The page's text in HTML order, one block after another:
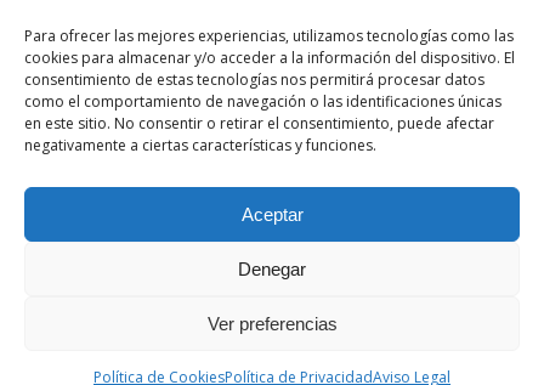
Para ofrecer las mejores experiencias, utilizamos tecnologías como las
cookies para almacenar y/o acceder a la información del dispositivo. El
consentimiento de estas tecnologías nos permitirá procesar datos
como el comportamiento de navegación o las identificaciones únicas
en este sitio. No consentir o retirar el consentimiento, puede afectar
negativamente a ciertas características y funciones.
Aceptar
Denegar
Ver preferencias
Política de CookiesPolítica de PrivacidadAviso Legal
participa"
Aviso Legal
Política de Privacidad
Más Información sobre Cookies